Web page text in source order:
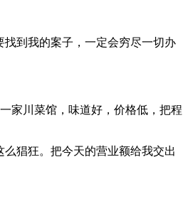
到我的案子，一定会穷尽一切办
家川菜馆，味道好，价格低，把程
猖狂。把今天的营业额给我交出